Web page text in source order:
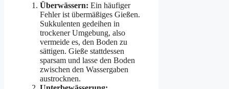
Überwässern: Ein häufiger
Fehler ist übermäßiges Gießen.
Sukkulenten gedeihen in
trockener Umgebung, also
vermeide es, den Boden zu
sättigen. Gieße stattdessen
sparsam und lasse den Boden
zwischen den Wassergaben
austrocknen.